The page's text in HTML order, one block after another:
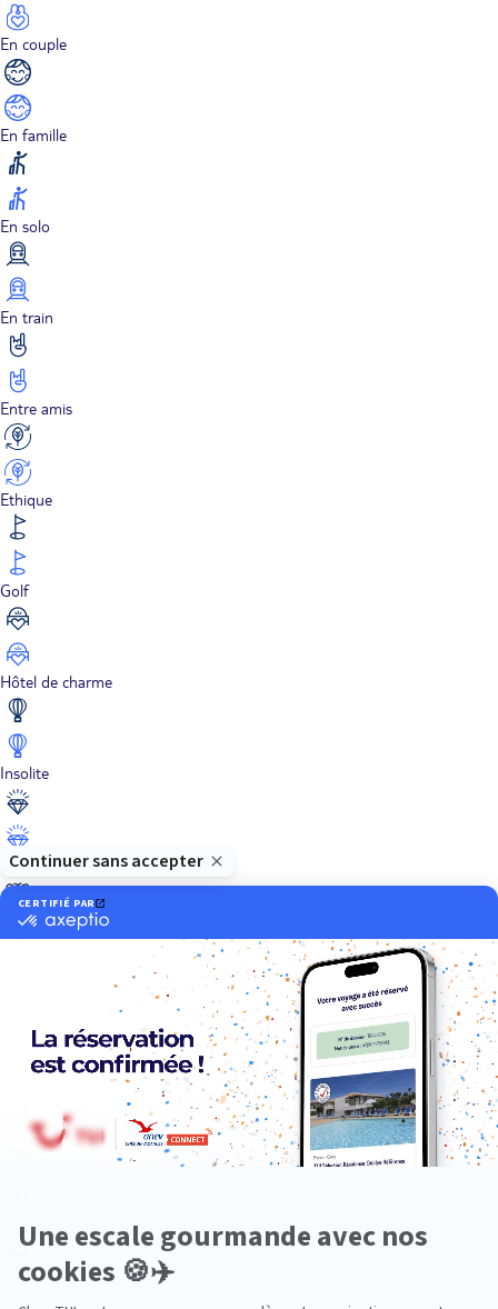
En couple
En famille
En solo
En train
Entre amis
Ethique
Golf
Hôtel de charme
Insolite
Luxe
Neige
Plongée
Premium